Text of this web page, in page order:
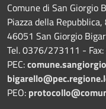
Comune di San Giorgio
Piazza della Repubblica,
46051 San Giorgio
Tel. 0376/273111 -
PEC:
PEO: